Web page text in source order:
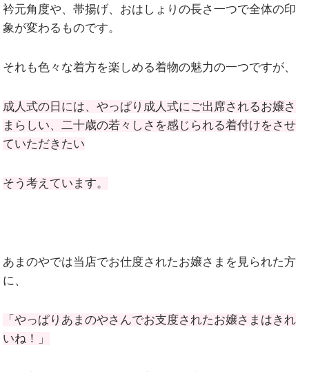
衿元角度や、帯揚げ、おはしょりの長さ一つで全体の印
象が変わるものです。
それも色々な着方を楽しめる着物の魅力の一つですが、
成人式の日には、やっぱり成人式にご出席されるお嬢さ
まらしい、二十歳の若々しさを感じられる着付けをさせ
ていただきたい
そう考えています。
あまのやでは当店でお仕度されたお嬢さまを見られた方
に、
「やっぱりあまのやさんでお支度されたお嬢さまはきれ
いね！」